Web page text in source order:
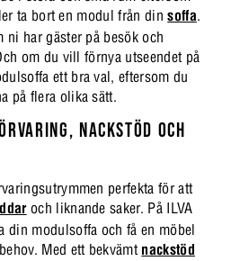
ta bort en modul från dinsoffa.
ni har gäster på besök och
om du vill förnya utseendet på
ett bra val, eftersom du
på flera olika sätt.
NACKSTÖD OCH
perfekta för att
och liknande saker. På ILVA
din modulsoffa och få en möbel
Med ett bekvämt nackstöd